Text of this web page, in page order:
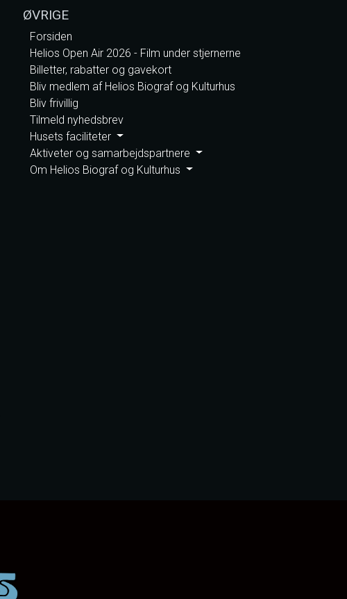
ØVRIGE
Forsiden
Helios Open Air 2026 - Film under stjernerne
Billetter, rabatter og gavekort
Bliv medlem af Helios Biograf og Kulturhus
Bliv frivillig
Tilmeld nyhedsbrev
Husets faciliteter
Aktiveter og samarbejdspartnere
Om Helios Biograf og Kulturhus